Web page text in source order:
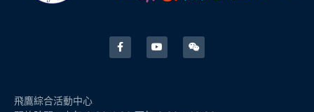
飛鷹綜合活動中心